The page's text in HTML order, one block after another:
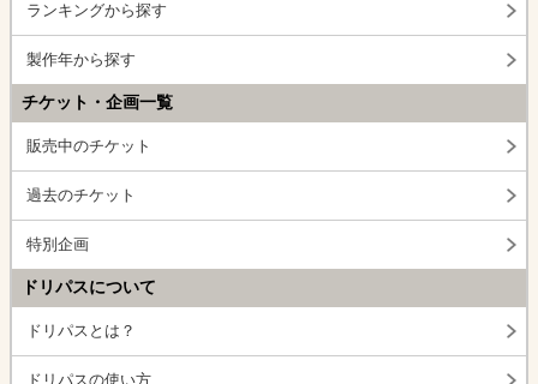
ランキングから探す
製作年から探す
チケット・企画一覧
販売中のチケット
過去のチケット
特別企画
ドリパスについて
ドリパスとは？
ドリパスの使い方